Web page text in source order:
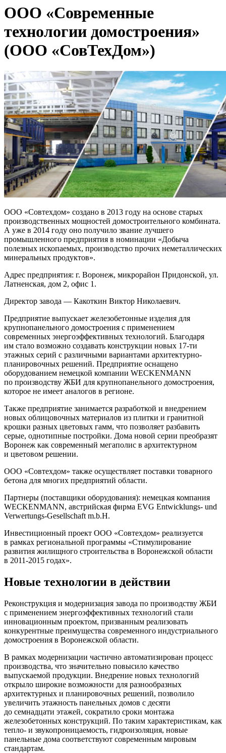
ООО «Современные
технологии домостроения»
(ООО «СовТехДом»)
ООО «Совтехдом» создано в 2013 году на основе старых
производственных мощностей домостроительного комбината.
А уже в 2014 году оно получило звание лучшего
промышленного предприятия в номинации «Добыча
полезных ископаемых, производство прочих неметаллических
минеральных продуктов».
Адрес предприятия: г. Воронеж, микрорайон Придонской, ул.
Латненская, дом 2, офис 1.
Директор завода — Какоткин Виктор Николаевич.
Предприятие выпускает железобетонные изделия для
крупнопанельного домостроения с применением
современных энергоэффективных технологий. Благодаря
им стало возможно создавать конструкции новых 17-ти
этажных серий с различными вариантами архитектурно-
планировочных решений. Предприятие оснащено
оборудованием немецкой компании WECKENMANN
по производству ЖБИ для крупнопанельного домостроения,
которое не имеет аналогов в регионе.
Также предприятие занимается разработкой и внедрением
новых облицовочных материалов из плитки и гранитной
крошки разных цветовых гамм, что позволяет разбавить
серые, однотипные постройки. Дома новой серии преобразят
Воронеж как современный мегаполис в архитектурном
и цветовом решении.
ООО «Совтехдом» также осуществляет поставки товарного
бетона для многих предприятий области.
Партнеры (поставщики оборудования): немецкая компания
WECKENMANN, австрийская фирма EVG Entwicklungs- und
Verwertungs-Gesellschaft m.b.H.
Инвестиционный проект ООО «Совтехдом» реализуется
в рамках региональной программы «Стимулирование
развития жилищного строительства в Воронежской области
в 2011-2015 годах».
Новые технологии в действии
Реконструкция и модернизация завода по производству ЖБИ
с применением энергоэффективных технологий стали
инновационным проектом, призванным реализовать
конкурентные преимущества современного индустриального
домостроения в Воронежской области.
В рамках модернизации частично автоматизирован процесс
производства, что значительно повысило качество
выпускаемой продукции. Внедрение новых технологий
открыло широкие возможности для разнообразных
архитектурных и планировочных решений, позволило
увеличить этажность панельных домов с десяти
до семнадцати этажей, сократило сроки монтажа
железобетонных конструкций. По таким характеристикам, как
тепло- и звукопроницаемость, гидроизоляция, новые
панельные дома соответствуют современным мировым
стандартам.